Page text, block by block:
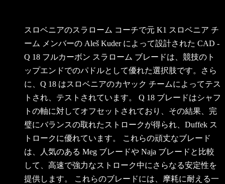
スロベニアのスラローム コーチで元 K1 スロベニア チ
ーム メンバーの Aleš Kuder によって設計された CAD -
Q 18 フルカーボン スラローム ブレードは、競技のト
ップエンドでのパドルとして優れた選択肢です。さら
に、Q 18 はスロベニアのカヤック チームによってテス
トされ、テストされています。 Q 18 ブレードはシャフ
トの軸に対してオフセットされており、その結果、完
璧にバランスの取れたストロークが得られ、Duffek ス
トロークに優れています。 これらの頑丈なブレード
は、人気のある Meg ブレードや Naja ブレードと比較
して、高速で強力なストローク中にさらなる安定性を
提供します。 これらのブレードには、摩耗に耐える一